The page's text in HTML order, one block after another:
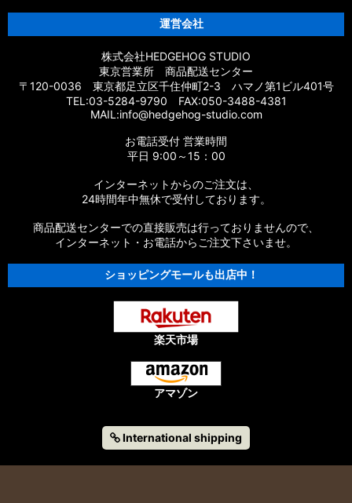
運営会社
株式会社HEDGEHOG STUDIO
東京営業所 商品配送センター
〒120-0036 東京都足立区千住仲町2-3 ハマノ第1ビル401号
TEL:03-5284-9790 FAX:050-3488-4381
MAIL:info@hedgehog-studio.com
お電話受付 営業時間
平日 9:00～15：00
インターネットからのご注文は、
24時間年中無休で受付しております。
商品配送センターでの直接販売は行っておりませんので、
インターネット・お電話からご注文下さいませ。
ショッピングモールも出店中！
楽天市場
アマゾン
International shipping